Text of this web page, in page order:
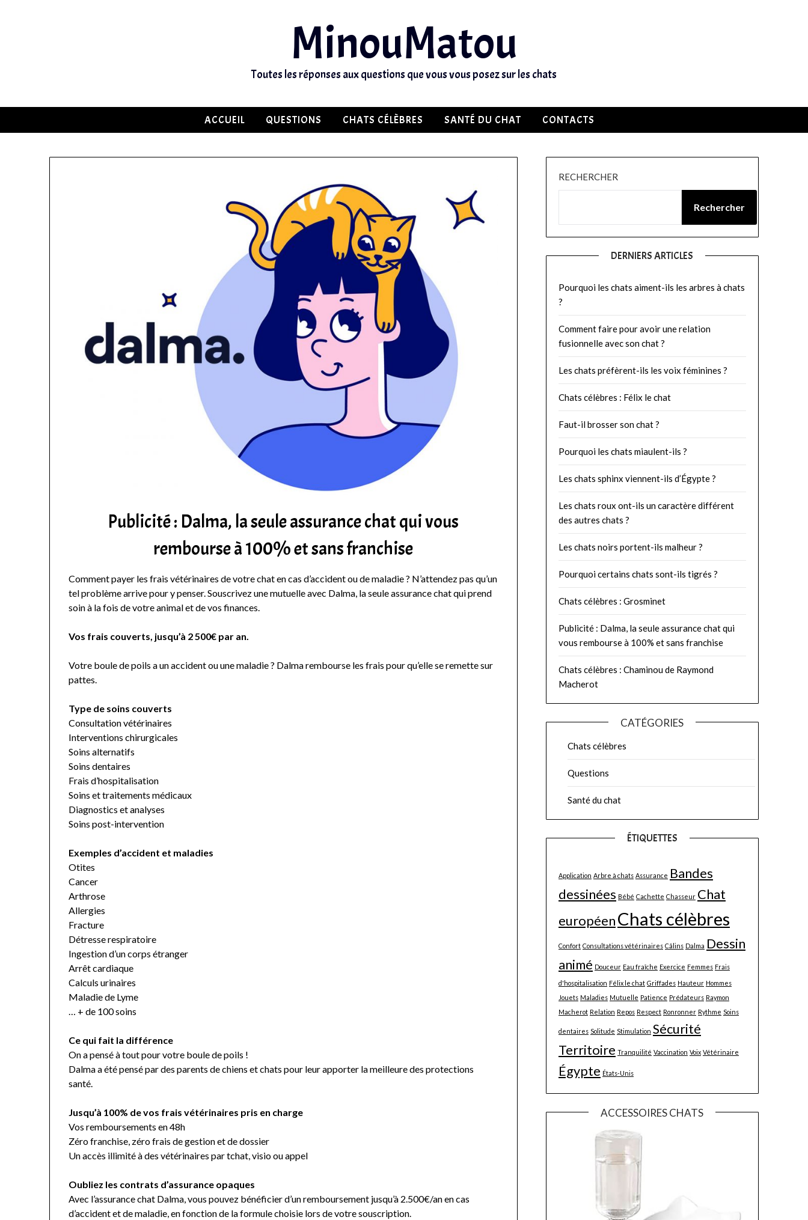
MinouMatou
Toutes les réponses aux questions que vous vous posez sur les chats
ACCUEIL QUESTIONS CHATS CÉLÈBRES SANTÉ DU CHAT CONTACTS
Publicité : Dalma, la seule assurance chat qui vous
rembourse à 100% et sans franchise
Comment payer les frais vétérinaires de votre chat en cas d’accident ou de maladie ? N’attendez pas qu’un
tel problème arrive pour y penser. Souscrivez une mutuelle avec Dalma, la seule assurance chat qui prend
soin à la fois de votre animal et de vos finances.
Vos frais couverts, jusqu’à 2 500€ par an.
Votre boule de poils a un accident ou une maladie ? Dalma rembourse les frais pour qu’elle se remette sur
pattes.
Type de soins couverts
Consultation vétérinaires
Interventions chirurgicales
Soins alternatifs
Soins dentaires
Frais d’hospitalisation
Soins et traitements médicaux
Diagnostics et analyses
Soins post-intervention
Exemples d’accident et maladies
Otites
Cancer
Arthrose
Allergies
Fracture
Détresse respiratoire
Ingestion d’un corps étranger
Arrêt cardiaque
Calculs urinaires
Maladie de Lyme
… + de 100 soins
Ce qui fait la différence
On a pensé à tout pour votre boule de poils !
Dalma a été pensé par des parents de chiens et chats pour leur apporter la meilleure des protections
santé.
Jusqu’à 100% de vos frais vétérinaires pris en charge
Vos remboursements en 48h
Zéro franchise, zéro frais de gestion et de dossier
Un accès illimité à des vétérinaires par tchat, visio ou appel
Oubliez les contrats d’assurance opaques
Avec l’assurance chat Dalma, vous pouvez bénéficier d’un remboursement jusqu’à 2.500€/an en cas
d’accident et de maladie, en fonction de la formule choisie lors de votre souscription.
RECHERCHER
Rechercher
DERNIERS ARTICLES
Pourquoi les chats aiment-ils les arbres à chats
?
Comment faire pour avoir une relation
fusionnelle avec son chat ?
Les chats préfèrent-ils les voix féminines ?
Chats célèbres : Félix le chat
Faut-il brosser son chat ?
Pourquoi les chats miaulent-ils ?
Les chats sphinx viennent-ils d’Égypte ?
Les chats roux ont-ils un caractère différent
des autres chats ?
Les chats noirs portent-ils malheur ?
Pourquoi certains chats sont-ils tigrés ?
Chats célèbres : Grosminet
Publicité : Dalma, la seule assurance chat qui
vous rembourse à 100% et sans franchise
Chats célèbres : Chaminou de Raymond
Macherot
CATÉGORIES
Chats célèbres
Questions
Santé du chat
ÉTIQUETTES
Application Arbre à chats Assurance Bandes
dessinées Bébé Cachette Chasseur Chat
européenChats célèbres
Confort Consultations vétérinaires Câlins Dalma Dessin
animé Douceur Eau fraîche Exercice Femmes Frais
d'hospitalisation Félix le chat Griffades Hauteur Hommes
Jouets Maladies Mutuelle Patience Prédateurs Raymon
Macherot Relation Repos Respect Ronronner Rythme Soins
dentaires Solitude Stimulation Sécurité
Territoire Tranquilité Vaccination Voix Vétérinaire
Égypte États-Unis
ACCESSOIRES CHATS